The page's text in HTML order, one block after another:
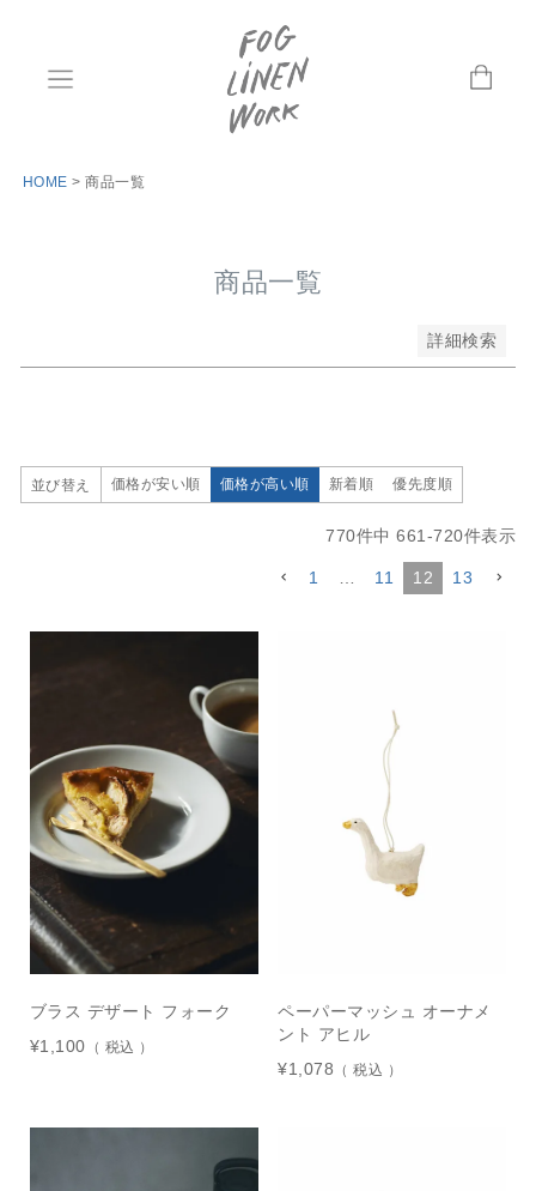
HOME 商品一覧
商品一覧
詳細検索
検索
並び替え 価格が安い順 価格が高い順 新着順 優先度順
770件中 661-720件表示
1 … 11 12 13
ブラス デザート フォーク
¥1,100 税込
ペーパーマッシュ オーナメ
ント アヒル
¥1,078 税込